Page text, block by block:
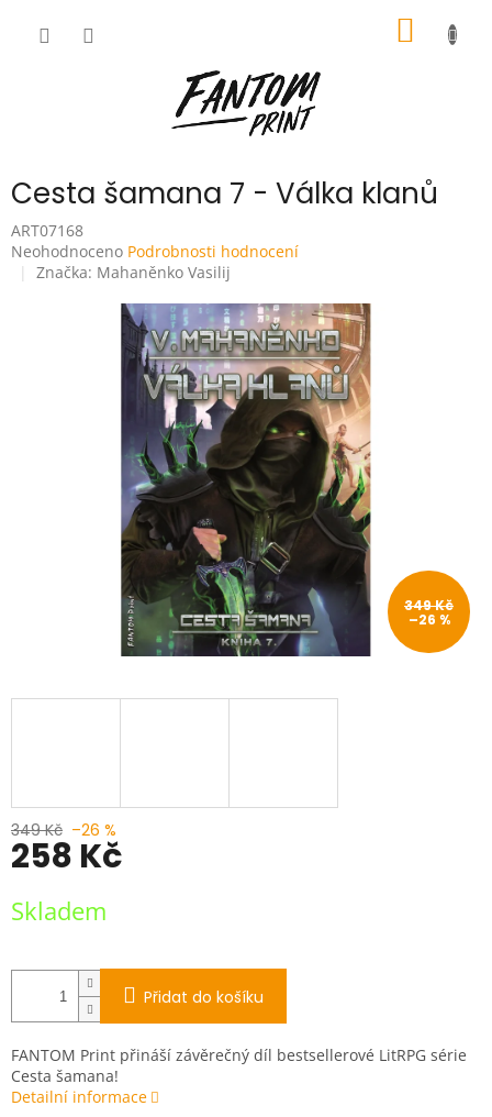
Cesta šamana 7 - Válka klanů
ART07168
Průměrné
hodnocení
Neohodnoceno Podrobnosti hodnocení
Značka: Mahaněnko Vasilij
349 Kč
–26 %
349 Kč –26 %
258 Kč
cena:
Skladem
Přidat do košíku
FANTOM Print přináší závěrečný díl bestsellerové LitRPG série
Cesta šamana!
Detailní informace